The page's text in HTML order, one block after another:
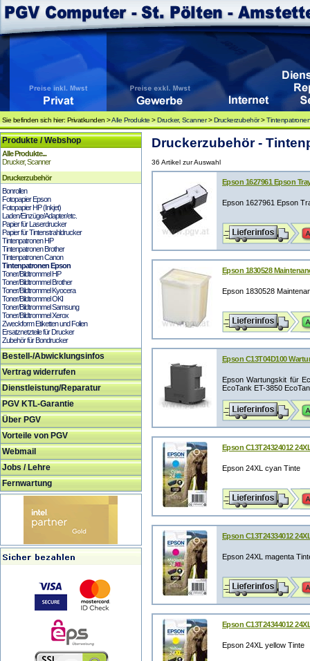
Sie befinden sich hier: Privatkunden >Alle Produkte >Drucker, Scanner>Druckerzubehör>
Produkte / Webshop
Alle Produkte...
Drucker, Scanner
Druckerzubehör
Bonrollen
Fotopapier Epson
Fotopapier HP (Inkjet)
Laden/Einzüge/Adapter/etc.
Papier für Laserdrucker
Papier für Tintenstrahldrucker
Tintenpatronen HP
Tintenpatronen Brother
Tintenpatronen Canon
Tintenpatronen Epson
Toner/Bildtrommel HP
Toner/Bildtrommel Brother
Toner/Bildtrommel Kyocera
Toner/Bildtrommel OKI
Toner/Bildtrommel Samsung
Toner/Bildtrommel Xerox
Zweckform Etiketten und Folien
Ersatznetzteile für Drucker
Zubehör für Bondrucker
Bestell-/Abwicklungsinfos
Vertrag widerrufen
Dienstleistung/Reparatur
PGV KTL-Garantie
Über PGV
Vorteile von PGV
Webmail
Jobs / Lehre
Fernwartung
Druckerzubehör -
36 Artikel zur Auswahl
Epson 1627961 Epson
Epson 1627961 Epson
Epson 1830528
Epson 1830528
Epson C13T04D100
Epson Wartungskit für
EcoTank ET-3850
Epson C13T24324012
Epson 24XL cyan Tinte
Epson C13T24334012
Epson 24XL magenta
Epson C13T24344012
Epson 24XL yellow Tinte